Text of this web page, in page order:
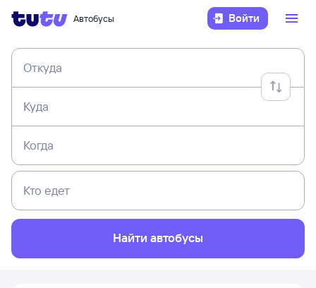
Автобусы Войти
Откуда
Куда
Когда
Кто едет
Найти автобусы